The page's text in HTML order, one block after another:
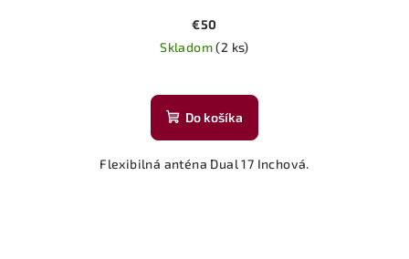
€50
Skladom(2 ks)
Do košíka
Flexibilná anténa Dual 17 Inchová.